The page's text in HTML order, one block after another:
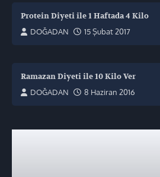
Protein Diyeti ile 1 Haftada 4 Kilo
DOĞADAN
15 Şubat 2017
Ramazan Diyeti ile 10 Kilo Ver
DOĞADAN
8 Haziran 2016